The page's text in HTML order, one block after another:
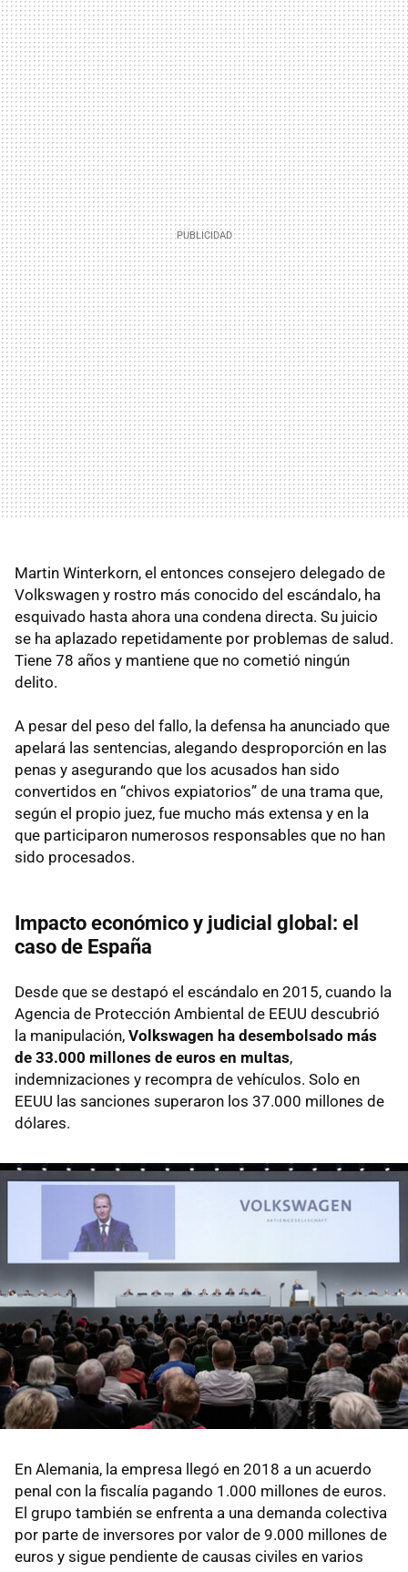
Martin Winterkorn, el entonces consejero delegado de
Volkswagen y rostro más conocido del escándalo, ha
esquivado hasta ahora una condena directa. Su juicio
se ha aplazado repetidamente por problemas de salud.
Tiene 78 años y mantiene que no cometió ningún
delito.
A pesar del peso del fallo, la defensa ha anunciado que
apelará las sentencias, alegando desproporción en las
penas y asegurando que los acusados han sido
convertidos en “chivos expiatorios” de una trama que,
según el propio juez, fue mucho más extensa y en la
que participaron numerosos responsables que no han
sido procesados.
Impacto económico y judicial global: el
caso de España
Desde que se destapó el escándalo en 2015, cuando la
Agencia de Protección Ambiental de EEUU descubrió
la manipulación, Volkswagen ha desembolsado más
de 33.000 millones de euros en multas,
indemnizaciones y recompra de vehículos. Solo en
EEUU las sanciones superaron los 37.000 millones de
dólares.
En Alemania, la empresa llegó en 2018 a un acuerdo
penal con la fiscalía pagando 1.000 millones de euros.
El grupo también se enfrenta a una demanda colectiva
por parte de inversores por valor de 9.000 millones de
euros y sigue pendiente de causas civiles en varios